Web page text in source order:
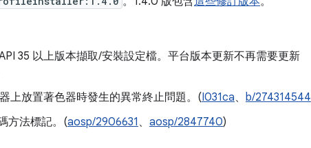
35 以上版本擷取/安裝設定檔。平台版本更新不再需要更新
上放置著色器時發生的異常終止問題。(I031ca、 b/274314544
方法標記。(aosp/2906631 、 aosp/2847740)